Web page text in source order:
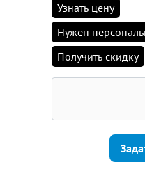
Узнать цену
Нужен
Получить скидку